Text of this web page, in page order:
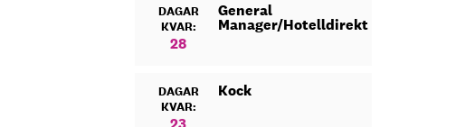
DAGAR
KVAR:
28
General
Manager/Hotelldirektör
DAGAR
KVAR:
Kock